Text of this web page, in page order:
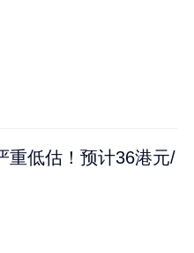
重低估！预计36港元/